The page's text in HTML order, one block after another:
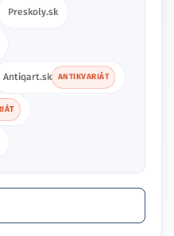
Preskoly.sk
Antiqart.sk ANTIKVARIÁT